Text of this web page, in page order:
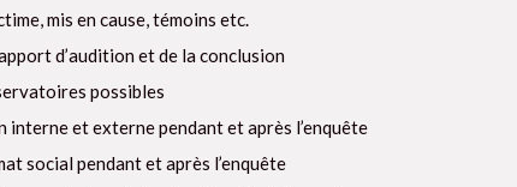
mis en cause, témoins etc.
d’audition et de la conclusion
possibles
interne et externe pendant et après l’enquête
social pendant et après l’enquête